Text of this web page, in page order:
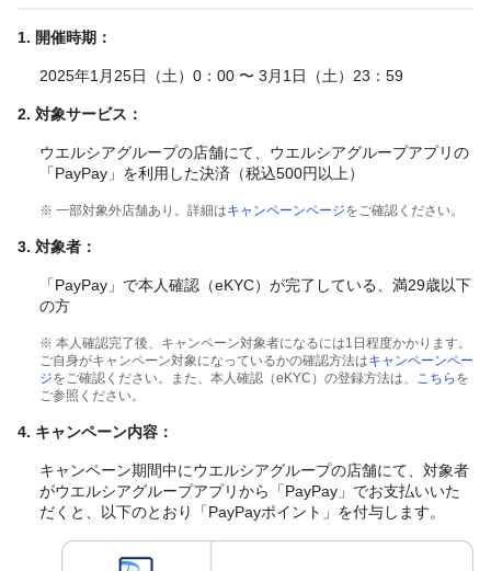
1. 開催時期：
2025年1月25日（土）0：00 〜 3月1日（土）23：59
2. 対象サービス：
ウエルシアグループの店舗にて、ウエルシアグループアプリの
「PayPay」を利用した決済（税込500円以上）
※ 一部対象外店舗あり。詳細はキャンペーンページをご確認ください。
3. 対象者：
「PayPay」で本人確認（eKYC）が完了している、満29歳以下
の方
※ 本人確認完了後、キャンペーン対象者になるには1日程度かかります。
ご自身がキャンペーン対象になっているかの確認方法はキャンペーンペー
ジをご確認ください。また、本人確認（eKYC）の登録方法は、 こちら を
ご参照ください。
4. キャンペーン内容：
キャンペーン期間中にウエルシアグループの店舗にて、対象者
がウエルシアグループアプリから「PayPay」でお支払いいた
だくと、以下のとおり「PayPayポイント」を付与します。